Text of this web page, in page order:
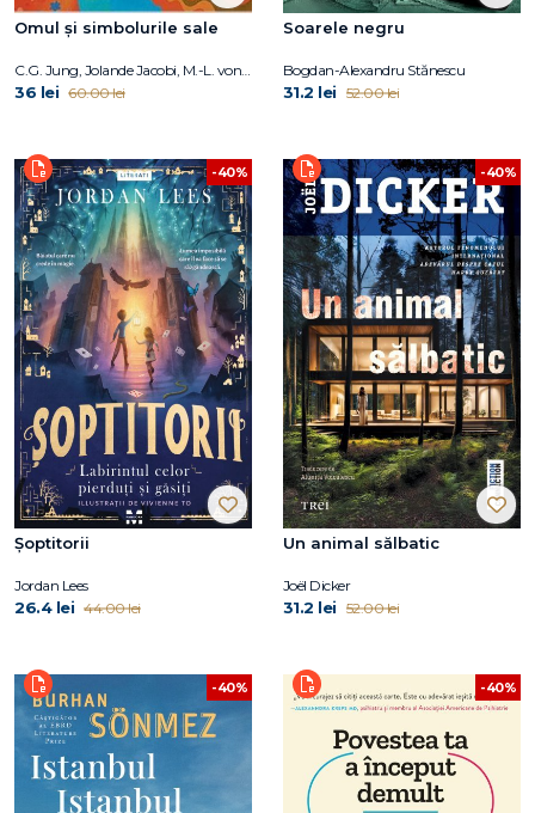
Omul și simbolurile sale
36 lei 60.00 lei
Soarele negru
Bogdan-Alexandru Stănescu
31.2 lei 52.00 lei
-40%
Șoptitorii
Jordan Lees
26.4 lei 44.00 lei
-40%
Un animal sălbatic
Joël Dicker
31.2 lei 52.00 lei
-40% -40%